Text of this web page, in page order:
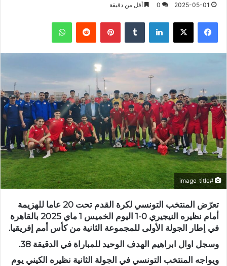
2025-05-01
0 أقل من دقيقة
فيسبوك X لينكدإن بينتيريست واتساب
#image_title
تعرّض المنتخب التونسي لكرة القدم تحت 20 عاما للهزيمة
أمام نظيره النيجيري 0-1 اليوم الخميس 1 ماي 2025 بالقاهرة
في إطار الجولة الأولى للمجموعة الثانية من كأس أمم إفريقيا.
وسجل اوال ابراهيم الهدف الوحيد للمباراة في الدقيقة 38.
ويواجه المنتخب التونسي في الجولة الثانية نظيره الكيني يوم